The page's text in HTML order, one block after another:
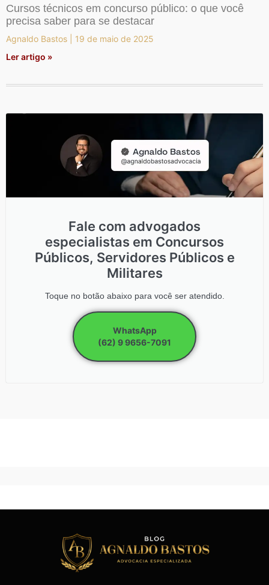
Cursos técnicos em concurso público: o que você
precisa saber para se destacar
Agnaldo Bastos
19 de maio de 2025
Ler artigo »
Fale com advogados
especialistas em Concursos
Públicos, Servidores Públicos e
Militares
Toque no botão abaixo para você ser atendido.
WhatsApp
(62) 9 9656-7091